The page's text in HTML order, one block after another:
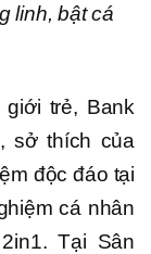
linh, bật cá
trẻ, Bank
sở thích của
độc đáo tại
cá nhân
Tại Sân